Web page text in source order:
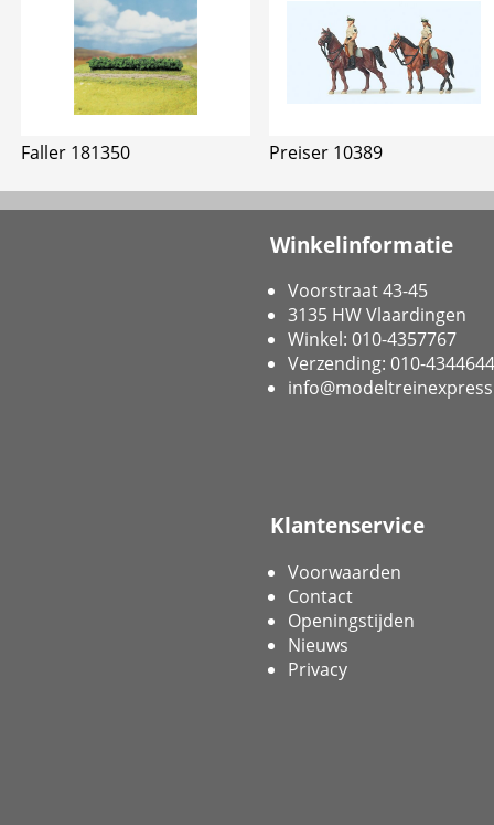
Faller 181350 Preiser 10389
Winkelinformatie
Voorstraat 43-45
3135 HW Vlaardingen
Winkel: 010-4357767
Verzending: 010-4344644
Klantenservice
Voorwaarden
Contact
Openingstijden
Nieuws
Privacy